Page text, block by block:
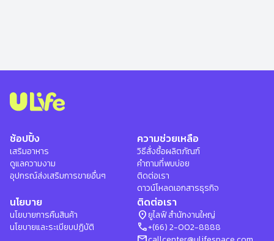
ช้อปปิ้ง
เสริมอาหาร
ดูแลความงาม
อุปกรณ์ส่งเสริมการขายอื่นๆ
ความช่วยเหลือ
วิธีสั่งซื้อผลิตภัณฑ์
คำถามที่พบบ่อย
ติดต่อเรา
ดาวน์โหลดเอกสารธุรกิจ
นโยบาย
นโยบายการคืนสินค้า
นโยบายและระเบียบปฏิบัติ
ติดต่อเรา
location_onยูไลฟ์ สำนักงานใหญ่
phone+(66) 2-002-8888